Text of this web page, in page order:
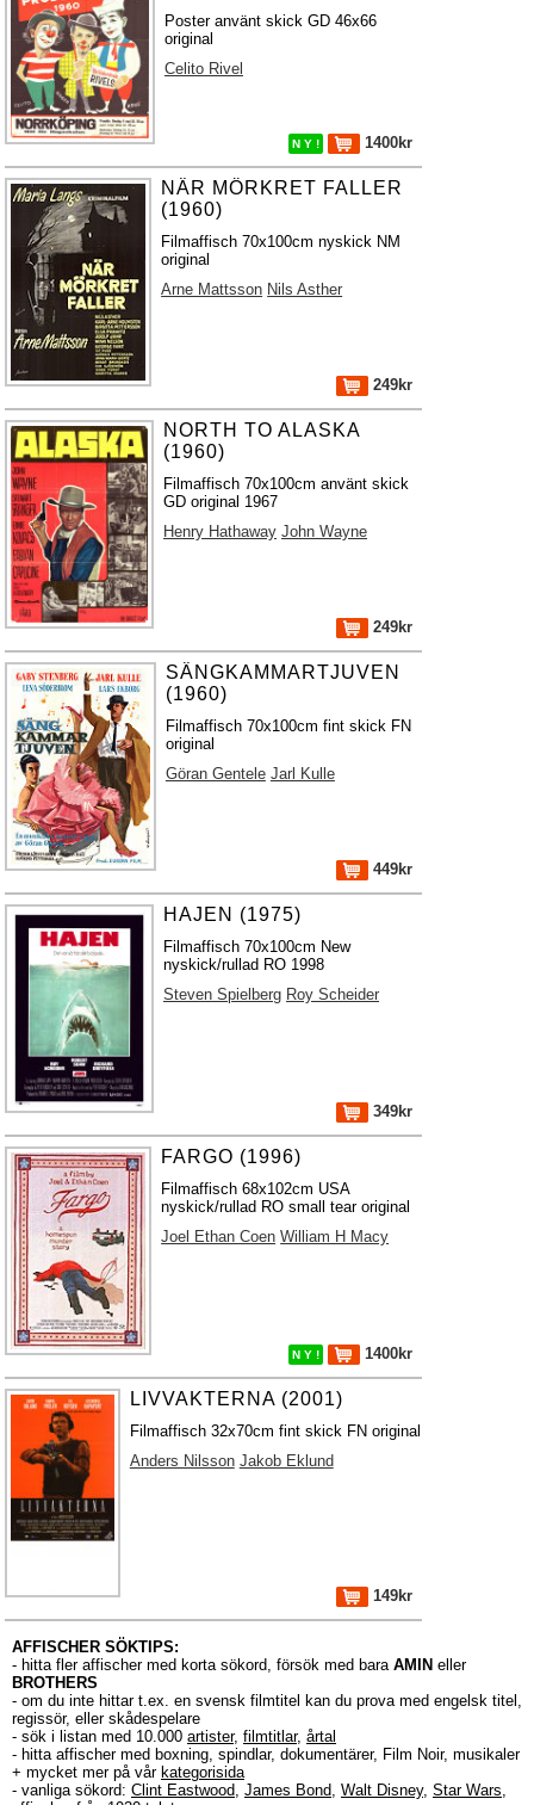
Poster använt skick GD 46x66
original
Celito Rivel
N Y ! 1400kr
NÄR MÖRKRET FALLER
(1960)
Filmaffisch 70x100cm nyskick NM
original
Arne Mattsson Nils Asther
249kr
NORTH TO ALASKA
(1960)
Filmaffisch 70x100cm använt skick
GD original 1967
Henry Hathaway John Wayne
249kr
SÄNGKAMMARTJUVEN
(1960)
Filmaffisch 70x100cm fint skick FN
original
Göran Gentele Jarl Kulle
449kr
HAJEN (1975)
Filmaffisch 70x100cm New
nyskick/rullad RO 1998
Steven Spielberg Roy Scheider
349kr
FARGO (1996)
Filmaffisch 68x102cm USA
nyskick/rullad RO small tear original
Joel Ethan Coen William H Macy
N Y ! 1400kr
LIVVAKTERNA (2001)
Filmaffisch 32x70cm fint skick FN original
Anders Nilsson Jakob Eklund
149kr
AFFISCHER SÖKTIPS:
- hitta fler affischer med korta sökord, försök med bara AMIN eller
BROTHERS
- om du inte hittar t.ex. en svensk filmtitel kan du prova med engelsk titel,
regissör, eller skådespelare
- sök i listan med 10.000 artister, filmtitlar, årtal
- hitta affischer med boxning, spindlar, dokumentärer, Film Noir, musikaler
+ mycket mer på vår kategorisida
- vanliga sökord: Clint Eastwood, James Bond, Walt Disney, Star Wars,